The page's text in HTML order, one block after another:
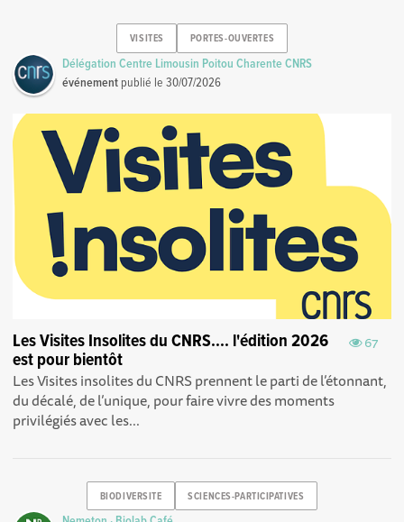
VISITES PORTES-OUVERTES
Délégation Centre Limousin Poitou Charente CNRS
événement publié le30/07/2026
67
Les Visites Insolites du CNRS.... l'édition 2026
est pour bientôt
Les Visites insolites du CNRS prennent le parti de l’étonnant,
du décalé, de l’unique, pour faire vivre des moments
privilégiés avec les...
BIODIVERSITE SCIENCES-PARTICIPATIVES